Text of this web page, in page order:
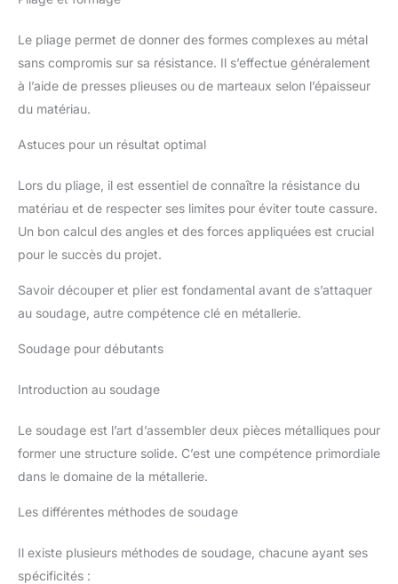
Le pliage permet de donner des formes complexes au métal
sans compromis sur sa résistance. Il s’effectue généralement
à l’aide de presses plieuses ou de marteaux selon l’épaisseur
du matériau.
Astuces pour un résultat optimal
Lors du pliage, il est essentiel de connaître la résistance du
matériau et de respecter ses limites pour éviter toute cassure.
Un bon calcul des angles et des forces appliquées est crucial
pour le succès du projet.
Savoir découper et plier est fondamental avant de s’attaquer
au soudage, autre compétence clé en métallerie.
Soudage pour débutants
Introduction au soudage
Le soudage est l’art d’assembler deux pièces métalliques pour
former une structure solide. C’est une compétence primordiale
dans le domaine de la métallerie.
Les différentes méthodes de soudage
Il existe plusieurs méthodes de soudage, chacune ayant ses
spécificités :